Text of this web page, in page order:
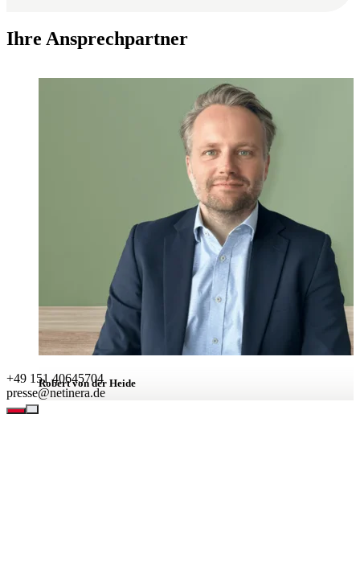
Ihre Ansprechpartner
Robert von der Heide
+49 151 40645704
presse@netinera.de